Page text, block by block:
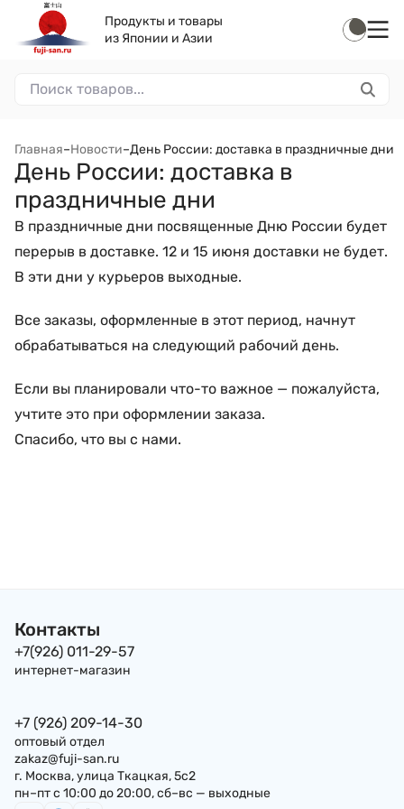
Продукты и товары
из Японии и Азии
Главная–Новости–День России: доставка в праздничные дни
День России: доставка в
праздничные дни
В праздничные дни посвященные Дню России будет
перерыв в доставке. 12 и 15 июня доставки не будет.
В эти дни у курьеров выходные.
Все заказы, оформленные в этот период, начнут
обрабатываться на следующий рабочий день.
Если вы планировали что-то важное — пожалуйста,
учтите это при оформлении заказа.
Спасибо, что вы с нами.
Контакты
+7(926) 011-29-57
интернет-магазин
+7 (926) 209-14-30
оптовый отдел
zakaz@fuji-san.ru
г. Москва, улица Ткацкая, 5с2
пн–пт с 10:00 до 20:00, сб–вс — выходные